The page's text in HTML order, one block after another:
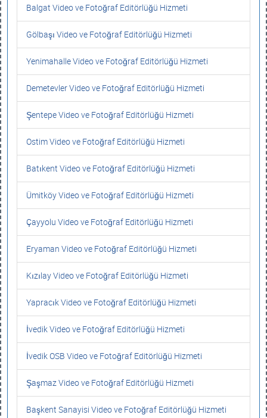
Balgat Video ve Fotoğraf Editörlüğü Hizmeti
Gölbaşı Video ve Fotoğraf Editörlüğü Hizmeti
Yenimahalle Video ve Fotoğraf Editörlüğü Hizmeti
Demetevler Video ve Fotoğraf Editörlüğü Hizmeti
Şentepe Video ve Fotoğraf Editörlüğü Hizmeti
Ostim Video ve Fotoğraf Editörlüğü Hizmeti
Batıkent Video ve Fotoğraf Editörlüğü Hizmeti
Ümitköy Video ve Fotoğraf Editörlüğü Hizmeti
Çayyolu Video ve Fotoğraf Editörlüğü Hizmeti
Eryaman Video ve Fotoğraf Editörlüğü Hizmeti
Kızılay Video ve Fotoğraf Editörlüğü Hizmeti
Yapracık Video ve Fotoğraf Editörlüğü Hizmeti
İvedik Video ve Fotoğraf Editörlüğü Hizmeti
İvedik OSB Video ve Fotoğraf Editörlüğü Hizmeti
Şaşmaz Video ve Fotoğraf Editörlüğü Hizmeti
Başkent Sanayisi Video ve Fotoğraf Editörlüğü Hizmeti